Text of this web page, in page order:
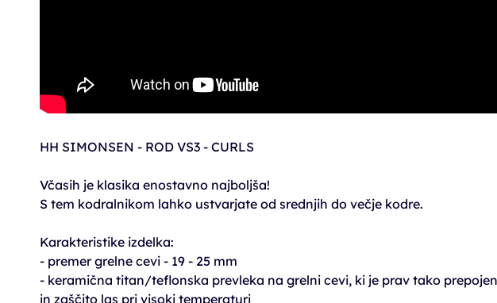
HH SIMONSEN - ROD VS3 - CURLS
Včasih je klasika enostavno najboljša!
S tem kodralnikom lahko ustvarjate od srednjih do večje kodre.
Karakteristike izdelka:
- premer grelne cevi - 19 - 25 mm
- keramična titan/teflonska prevleka na grelni cevi, ki je prav tako
in zaščito las pri visoki temperaturi